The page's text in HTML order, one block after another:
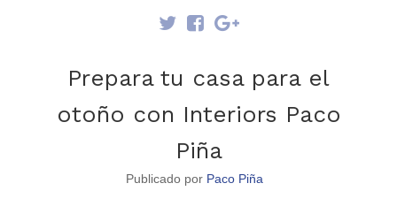
Prepara tu casa para el
otoño con Interiors Paco
Piña
Publicado por Paco Piña